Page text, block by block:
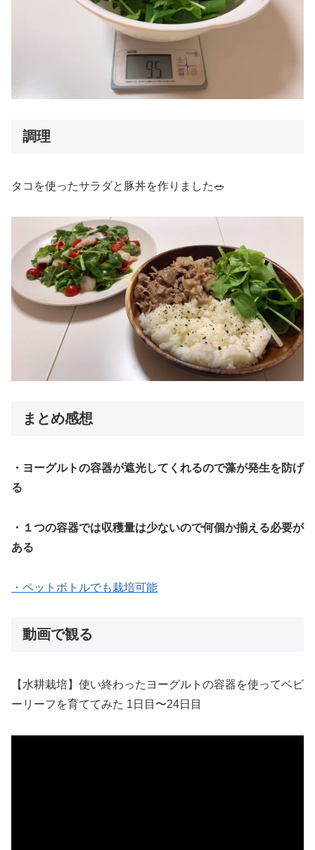
調理
タコを使ったサラダと豚丼を作りました🥗
まとめ感想
・ヨーグルトの容器が遮光してくれるので藻が発生を防げ
る
・１つの容器では収穫量は少ないので何個か揃える必要が
ある
・ペットボトルでも栽培可能
動画で観る
【水耕栽培】使い終わったヨーグルトの容器を使ってベビ
ーリーフを育ててみた 1日目〜24日目